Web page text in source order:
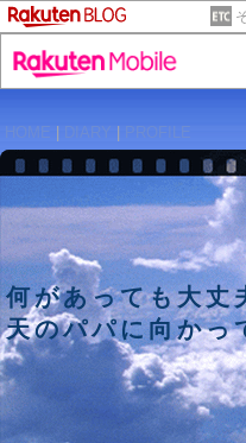
何があっ
天のパパに向かっ